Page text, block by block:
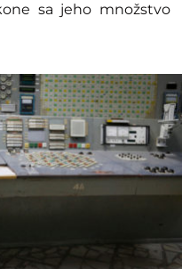
sa jeho množstvo